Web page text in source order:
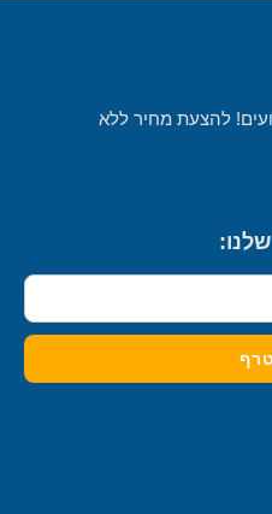
להצעת מחיר ללא